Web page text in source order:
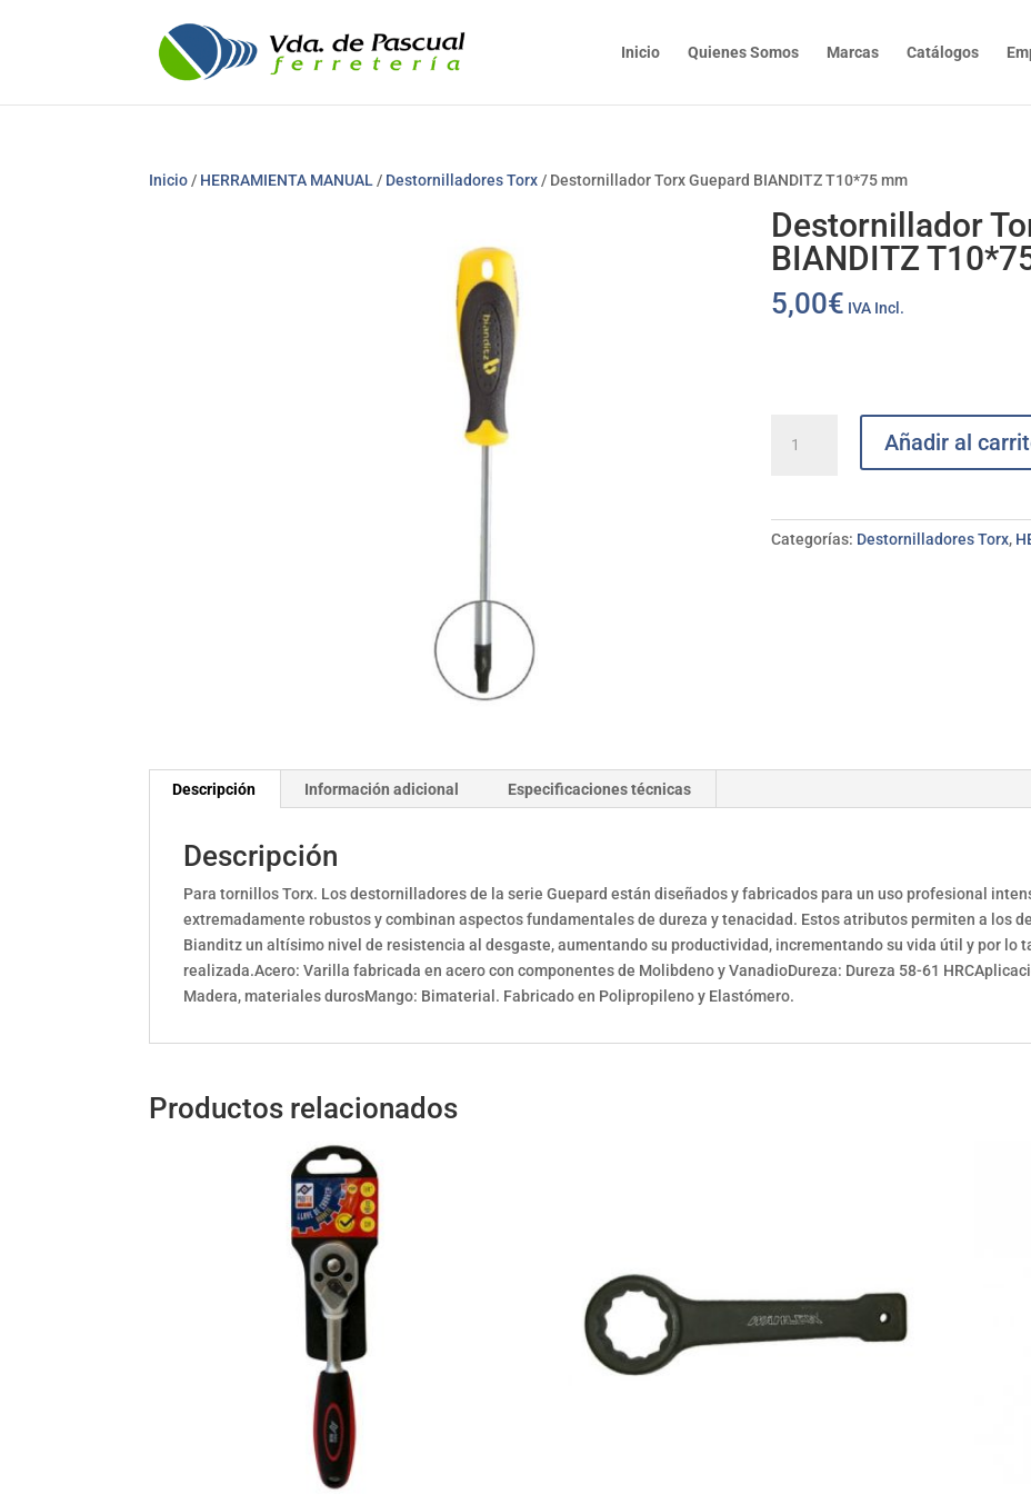
Inicio Quienes Somos Marcas Catálogos
Inicio / HERRAMIENTA MANUAL / Destornilladores Torx / Destornillador Torx Guepard BIANDITZ T10*75 mm
Destornillador
BIANDITZ
5,00€ IVA Incl.
Torx
Añadir al
Categorías: Destornilladores Torx,
Descripción Información adicional Especificaciones técnicas
Descripción
Para tornillos Torx. Los destornilladores de la serie Guepard están diseñados y fabricados para un uso profesional
extremadamente robustos y combinan aspectos fundamentales de dureza y tenacidad. Estos atributos permiten a los
Bianditz un altísimo nivel de resistencia al desgaste, aumentando su productividad, incrementando su vida útil y por lo
realizada.Acero: Varilla fabricada en acero con componentes de Molibdeno y VanadioDureza: Dureza 58-61
Madera, materiales durosMango: Bimaterial. Fabricado en Polipropileno y Elastómero.
Productos relacionados